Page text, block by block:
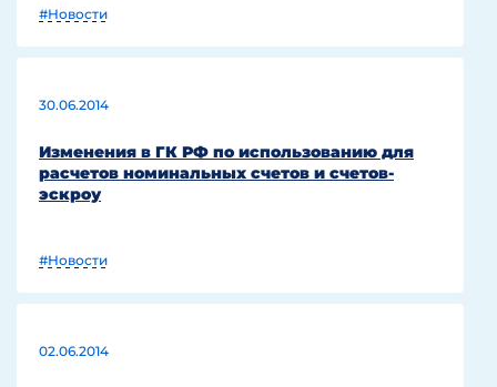
#Новости
30.06.2014
Изменения в ГК РФ по использованию для
расчетов номинальных счетов и счетов-
эскроу
#Новости
02.06.2014